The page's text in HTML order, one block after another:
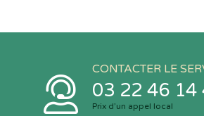
CONTACTER LE
03 22 46 14
Prix d’un appel local